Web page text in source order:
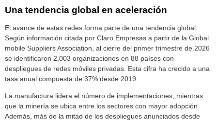
Una tendencia global en aceleración
El avance de estas redes forma parte de una tendencia global.
Según información citada por Claro Empresas a partir de la Global
mobile Suppliers Association, al cierre del primer trimestre de 2026
se identificaron 2,003 organizaciones en 88 países con
despliegues de redes móviles privadas. Esta cifra ha crecido a una
tasa anual compuesta de 37% desde 2019.
La manufactura lidera el número de implementaciones, mientras
que la minería se ubica entre los sectores con mayor adopción.
Además, más de la mitad de los despliegues anunciados desde